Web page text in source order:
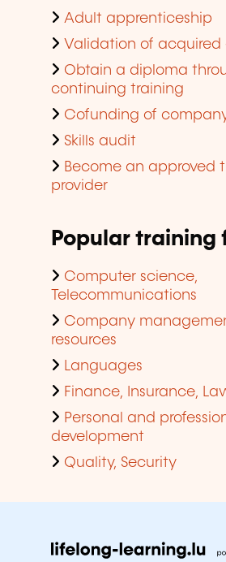
Adult apprenticeship
Validation of acquired
Obtain a diploma
continuing training
Cofunding of
Skills audit
Become an approved
provider
Popular training
Computer science,
Telecommunications
Company
resources
Languages
Finance, Insurance,
Personal and
development
Quality, Security